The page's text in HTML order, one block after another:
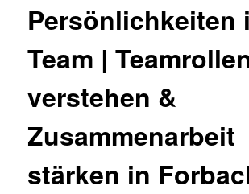
Persönlichkeiten
Team |
verstehen &
Zusammenarbeit
stärken in